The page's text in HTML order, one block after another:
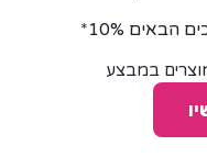
10%*
במבצע